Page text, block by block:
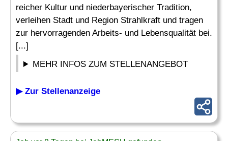
reicher Kultur und niederbayerischer Tradition,
verleihen Stadt und Region Strahlkraft und tragen
zur hervorragenden Arbeits- und Lebensqualität bei.
[...]
MEHR INFOS ZUM STELLENANGEBOT
▶ Zur Stellenanzeige